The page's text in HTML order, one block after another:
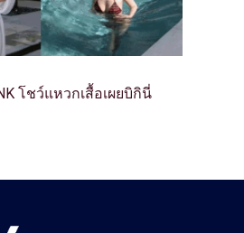
โชว์แหวกเสื้อเผยบิกินี่